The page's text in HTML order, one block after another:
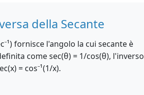
della Secante
fornisce l'angolo la cui secante è
come sec(θ) = 1/cos(θ), l'inverso
= cos⁻¹(1/x).